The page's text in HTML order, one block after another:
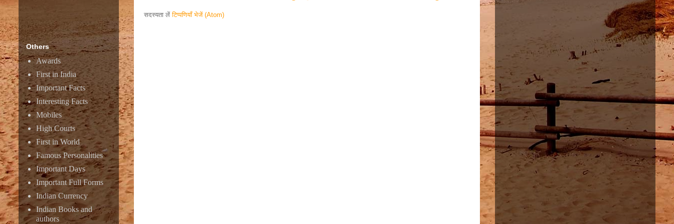
सदस्यता लेंटिप्पणियाँ भेजें (Atom)
Others
Awards
First in India
Important Facts
Interesting Facts
Mobiles
High Courts
First in World
Famous Personalities
Important Days
Important Full Forms
Indian Currency
Indian Books and
authors